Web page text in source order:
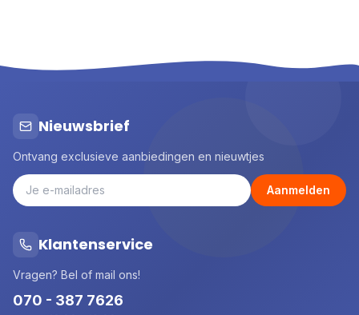
Nieuwsbrief
Ontvang exclusieve aanbiedingen en nieuwtjes
Aanmelden
Klantenservice
Vragen? Bel of mail ons!
070 - 387 7626